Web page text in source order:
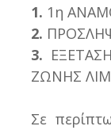
1. 1η
2.
3.
ΖΩΝΗΣ
Σε